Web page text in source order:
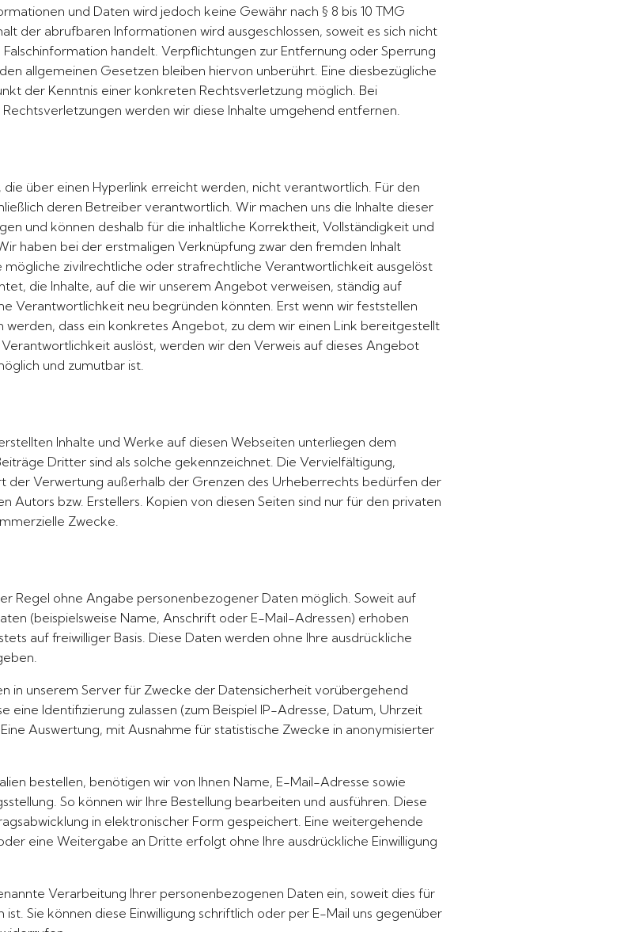
und Daten wird jedoch keine Gewähr nach § 8 bis 10 TMG
der abrufbaren Informationen wird ausgeschlossen, soweit es sich nicht
handelt. Verpflichtungen zur Entfernung oder Sperrung
allgemeinen Gesetzen bleiben hiervon unberührt. Eine diesbezügliche
der Kenntnis einer konkreten Rechtsverletzung möglich. Bei
werden wir diese Inhalte umgehend entfernen.
über einen Hyperlink erreicht werden, nicht verantwortlich. Für den
deren Betreiber verantwortlich. Wir machen uns die Inhalte dieser
und können deshalb für die inhaltliche Korrektheit, Vollständigkeit und
haben bei der erstmaligen Verknüpfung zwar den fremden Inhalt
zivilrechtliche oder strafrechtliche Verantwortlichkeit ausgelöst
die Inhalte, auf die wir unserem Angebot verweisen, ständig auf
Verantwortlichkeit neu begründen könnten. Erst wenn wir feststellen
dass ein konkretes Angebot, zu dem wir einen Link bereitgestellt
auslöst, werden wir den Verweis auf dieses Angebot
und zumutbar ist.
Inhalte und Werke auf diesen Webseiten unterliegen dem
Dritter sind als solche gekennzeichnet. Die Vervielfältigung,
der Verwertung außerhalb der Grenzen des Urheberrechts bedürfen der
Autors bzw. Erstellers. Kopien von diesen Seiten sind nur für den privaten
Zwecke.
Regel ohne Angabe personenbezogener Daten möglich. Soweit auf
(beispielsweise Name, Anschrift oder E-Mail-Adressen) erhoben
auf freiwilliger Basis. Diese Daten werden ohne Ihre ausdrückliche
in unserem Server für Zwecke der Datensicherheit vorübergehend
eine Identifizierung zulassen (zum Beispiel IP-Adresse, Datum, Uhrzeit
Auswertung, mit Ausnahme für statistische Zwecke in anonymisierter
bestellen, benötigen wir von Ihnen Name, E-Mail-Adresse sowie
So können wir Ihre Bestellung bearbeiten und ausführen. Diese
in elektronischer Form gespeichert. Eine weitergehende
eine Weitergabe an Dritte erfolgt ohne Ihre ausdrückliche Einwilligung
Verarbeitung Ihrer personenbezogenen Daten ein, soweit dies für
Sie können diese Einwilligung schriftlich oder per E-Mail uns gegenüber